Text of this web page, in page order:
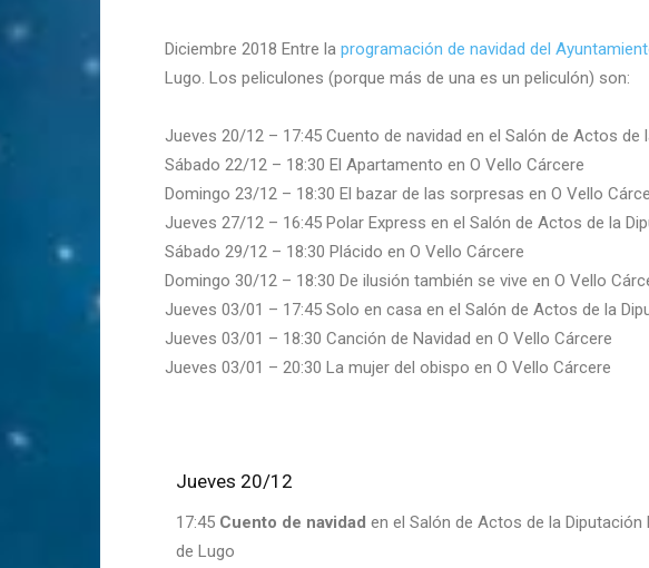
Diciembre 2018 Entre la programación de navidad del
Lugo. Los peliculones (porque más de una es un peliculón) son:
Jueves 20/12 – 17:45 Cuento de navidad en el Salón de Actos de
Sábado 22/12 – 18:30 El Apartamento en O Vello Cárcere
Domingo 23/12 – 18:30 El bazar de las sorpresas en O Vello
Jueves 27/12 – 16:45 Polar Express en el Salón de Actos de la
Sábado 29/12 – 18:30 Plácido en O Vello Cárcere
Domingo 30/12 – 18:30 De ilusión también se vive en O Vello
Jueves 03/01 – 17:45 Solo en casa en el Salón de Actos de la
Jueves 03/01 – 18:30 Canción de Navidad en O Vello Cárcere
Jueves 03/01 – 20:30 La mujer del obispo en O Vello Cárcere
Jueves 20/12
17:45 Cuento de navidad en el Salón de Actos de la Diputación
de Lugo